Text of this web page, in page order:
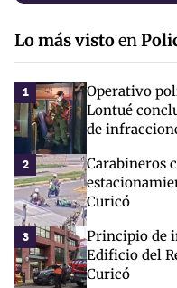
Lo más vistoen
1
Operativo
Lontué
de
2
Carabineros
Curicó
3
Principio de
Edificio del
Curicó